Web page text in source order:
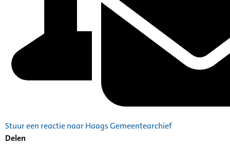
Stuur een reactie naar Haags Gemeentearchief
Delen